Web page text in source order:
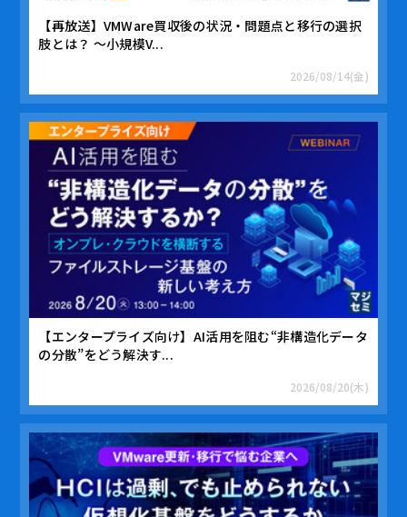
【再放送】VMWare買収後の状況・問題点と移行の選択
肢とは？ ～小規模V...
2026/08/14(金)
【エンタープライズ向け】AI活用を阻む“非構造化データ
の分散”をどう解決す...
2026/08/20(木)